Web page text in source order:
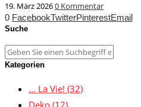
19. März 20260 Kommentar
0 FacebookTwitterPinterestEmail
Suche
Kategorien
… La Vie! (32)